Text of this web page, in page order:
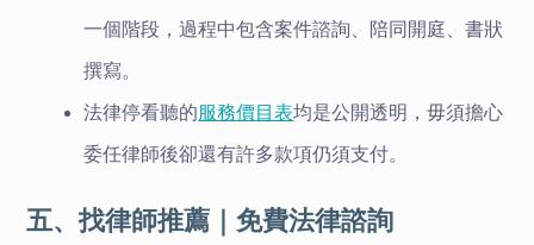
一個階段，過程中包含案件諮詢、陪同開庭、書狀
撰寫。
法律停看聽的服務價目表均是公開透明，毋須擔心
委任律師後卻還有許多款項仍須支付。
五、找律師推薦｜免費法律諮詢